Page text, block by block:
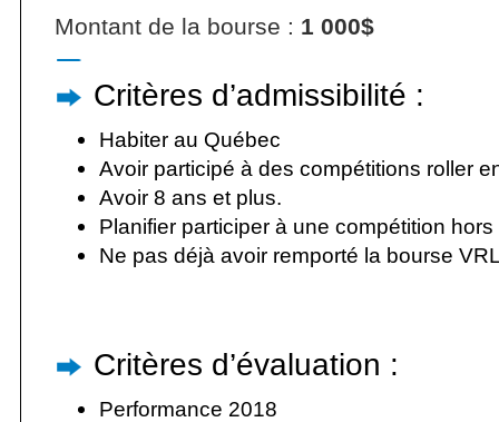
Montant de la bourse : 1 000$
Critères d’admissibilité :
Habiter au Québec
Avoir participé à des compétitions roller
Avoir 8 ans et plus.
Planifier participer à une compétition
Ne pas déjà avoir remporté la bourse
Critères d’évaluation :
Performance 2018